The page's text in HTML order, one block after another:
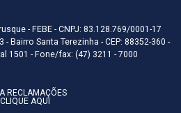
- FEBE - CNPJ: 83.128.769/0001-17
Bairro Santa Terezinha - CEP: 88352-360 -
1501 - Fone/fax: (47) 3211 - 7000
RECLAMAÇÕES
CLIQUE AQUI